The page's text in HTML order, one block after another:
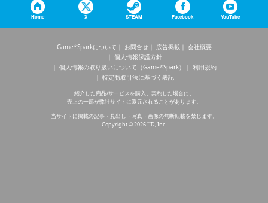
Home X STEAM Facebook YouTube
Game*Sparkについて お問合せ 広告掲載
会社概要
個人情報保護方針
個人情報の取り扱いについて（Game*Spark）
利用規約
特定商取引法に基づく表記
紹介した商品/サービスを購入、契約した場合に、
売上の一部が弊社サイトに還元されることがあります。
当サイトに掲載の記事・見出し・写真・画像の無断転載を禁じます。
Copyright © 2026 IID, Inc.